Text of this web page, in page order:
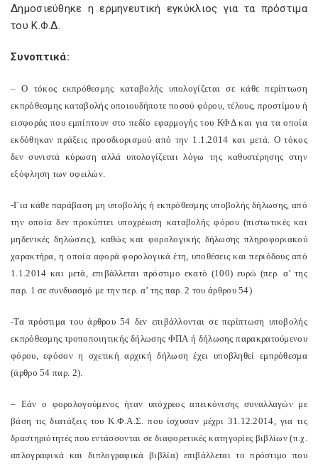
Δημοσιεύθηκε η ερμηνευτική εγκύκλιος για τα πρόστιμα
του Κ.Φ.Δ.
Συνοπτικά:
– Ο τόκος εκπρόθεσμης καταβολής υπολογίζεται σε κάθε περίπτωση
εκπρόθεσμης καταβολής οποιουδήποτε ποσού φόρου, τέλους, προστίμου ή
εισφοράς που εμπίπτουν στο πεδίο εφαρμογής του ΚΦΔ και για τα οποία
εκδόθηκαν πράξεις προσδιορισμού από την 1.1.2014 και μετά. Ο τόκος
δεν συνιστά κύρωση αλλά υπολογίζεται λόγω της καθυστέρησης στην
εξόφληση των οφειλών.
-Για κάθε παράβαση μη υποβολής ή εκπρόθεσμης υποβολής δήλωσης, από
την οποία δεν προκύπτει υποχρέωση καταβολής φόρου (πιστωτικές και
μηδενικές δηλώσεις), καθώς και φορολογικής δήλωσης πληροφοριακού
χαρακτήρα, η οποία αφορά φορολογικά έτη, υποθέσεις και περιόδους από
1.1.2014 και μετά, επιβάλλεται πρόστιμο εκατό (100) ευρώ (περ. α’ της
παρ. 1 σε συνδυασμό με την περ. α’ της παρ. 2 του άρθρου 54)
-Τα πρόστιμα του άρθρου 54 δεν επιβάλλονται σε περίπτωση υποβολής
εκπρόθεσμης τροποποιητικής δήλωσης ΦΠΑ ή δήλωσης παρακρατούμενου
φόρου, εφόσον η σχετική αρχική δήλωση έχει υποβληθεί εμπρόθεσμα
(άρθρο 54 παρ. 2).
– Εάν ο φορολογούμενος ήταν υπόχρεος απεικόνισης συναλλαγών με
βάση τις διατάξεις του Κ.Φ.Α.Σ. που ίσχυσαν μέχρι 31.12.2014, για τις
δραστηριότητές που εντάσσονται σε διαφορετικές κατηγορίες βιβλίων (π.χ.
απλογραφικά και διπλογραφικά βιβλία) επιβάλλεται το πρόστιμο που